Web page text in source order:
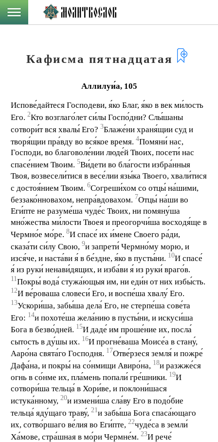
Кафисма пятнадцатая
Аллилуи́а, 105
Испове́дайтеся Господеви, я́ко Благ, я́ко в век ми́лость
Его.2Кто возглаго́лет си́лы Госпо́дни? Слы́шаны
сотвори́т вся хвалы́ Его?3Блаже́ни храня́щии суд и
творя́щии пра́вду во вся́кое время.4Помяни́ нас,
Господи, во благоволе́нии люде́й Твоих, посети́ нас
спасе́нием Твоим. 5Ви́дети во бла́гости избра́нныя
Твоя, возвесели́тися в весе́лии язы́ка Твоего, хвали́тися
с достоя́нием Твоим.6Согреши́хом со отцы́ на́шими,
беззако́нновахом, непра́вдовахом. 7Отцы́ на́ши во
Еги́пте не разуме́ша чуде́с Твоих, ни помяну́ша
мно́жества ми́лости Твоея и преогорчи́ша восходя́ще в
Чермно́е мо́ре.8И спасе́ их и́мене Своего ра́ди,
сказа́ти си́лу Свою,9и запрети́ Чермно́му морю, и
изся́че, и наста́ви я́ в бе́здне, я́ко в пусты́ни. 10И спасе́
я́ из руки́ ненави́дящих, и изба́ви я́ из руки́ враго́в.
11Покры́ вода́ стужа́ющыя им, ни еди́н от них избы́сть.
12И ве́роваша словеси́ Его, и воспе́ша хвалу́ Его.
13Ускори́ша, забы́ша дела́ Его, не стерпе́ша сове́та
Его: 14и похоте́ша жела́нию в пусты́ни, и искуси́ша
Бога в безво́дней. 15И даде́ им проше́ние их, посла́
сытость в ду́шы их. 16И прогне́ваша Моисе́а в стану́,
Ааро́на свята́го Господня. 17Отве́рзеся земля́ и пожре́
Дафа́на, и покры́ на со́нмищи Авиро́на, 18и разжже́ся
огнь в со́нме их, пла́мень попали́ гре́шники. 19И
сотвори́ша тельца́ в Хори́ве, и поклони́шася
истука́нному,20и измени́ша сла́ву Его в подо́бие
тельца́ яду́щаго траву́,21и забы́ша Бога спаса́ющаго
их, сотво́ршаго ве́лия во Еги́пте,22чуде́са в земли́
Ха́мове, стра́шная в мо́ри Чермне́м.23И рече́